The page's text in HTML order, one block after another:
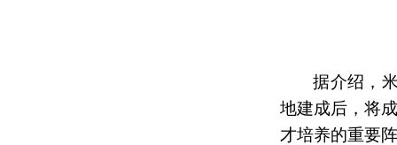
据介绍，
地建成后，将
才培养的重要